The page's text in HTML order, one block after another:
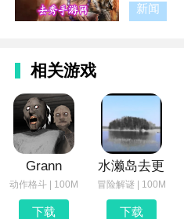
新闻
相关游戏
Grann
动作格斗 | 100M
下载
水濑岛去更
冒险解谜 | 100M
下载